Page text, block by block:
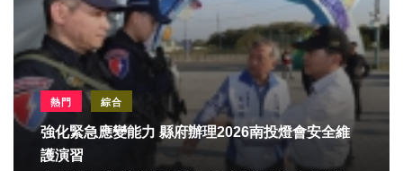
熱門 綜合
強化緊急應變能力 縣府辦理2026南投燈會安全維
護演習